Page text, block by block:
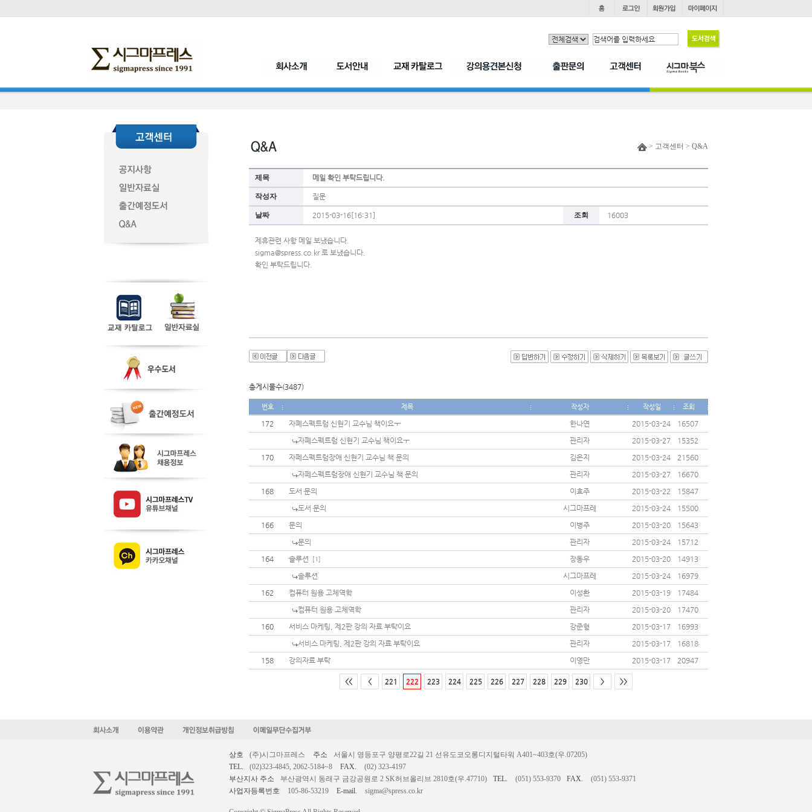
> 고객센터 > Q&A
제목 메일 확인 부탁드립니다.
작성자 질문
날짜 2015-03-16[16:31] 조회 16003
제휴관련 사항 메일 보냈습니다.
sigma@spress.co.kr 로 보냈습니다.
확인 부탁드립니다.
총게시물수(3487)
번호 제목 작성자 작성일 조회
172 자폐스펙트럼 신현기 교수님 책이요ㅜ 한나연 2015-03-24
16507
자폐스펙트럼 신현기 교수님 책이요ㅜ
관리자 2015-03-27
15352
170
자페스펙트럼장애 신현기 교수님 책 문의 김은지 2015-03-24
21560
자페스펙트럼장애 신현기 교수님 책 문의
관리자 2015-03-27
16670
168
도서 문의 이효주 2015-03-22
15847
도서 문의
시그마프레 2015-03-24
15500
166
문의 이병주 2015-03-20
15643
문의
관리자 2015-03-24
15712
164
솔루션 [1] 장동우 2015-03-20
14913
솔루션
시그마프레 2015-03-24
16979
162
컴퓨터 원용 고체역학 이성환 2015-03-19
17484
컴퓨터 원용 고체역학
관리자 2015-03-20
17470
160
서비스 마케팅, 제2판 강의 자료 부탁이요 강준형 2015-03-17
16993
서비스 마케팅, 제2판 강의 자료 부탁이요
관리자 2015-03-17
16818
158
강의자료 부탁 이영만 2015-03-17 20947
<< < 221 222 223 224 225 226 227 228 229 230 > >>
상호 (주)시그마프레스 주소
서울시 영등포구 양평로22길 21 선유도코오롱디지털타워 A401~403호(우.07205)
TEL.
(02)323-4845, 2062-5184~8 FAX.
(02) 323-4197
부산지사 주소
부산광역시 동래구 금강공원로 2 SK허브올리브 2810호(우.47710) TEL. (051) 553-9370 FAX.
(051) 553-9371
사업자등록번호
105-86-53219 E-mail. sigma@spress.co.kr